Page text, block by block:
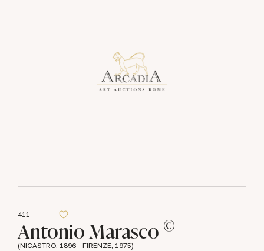
411
Antonio Marasco ©
(NICASTRO, 1896 - FIRENZE, 1975)